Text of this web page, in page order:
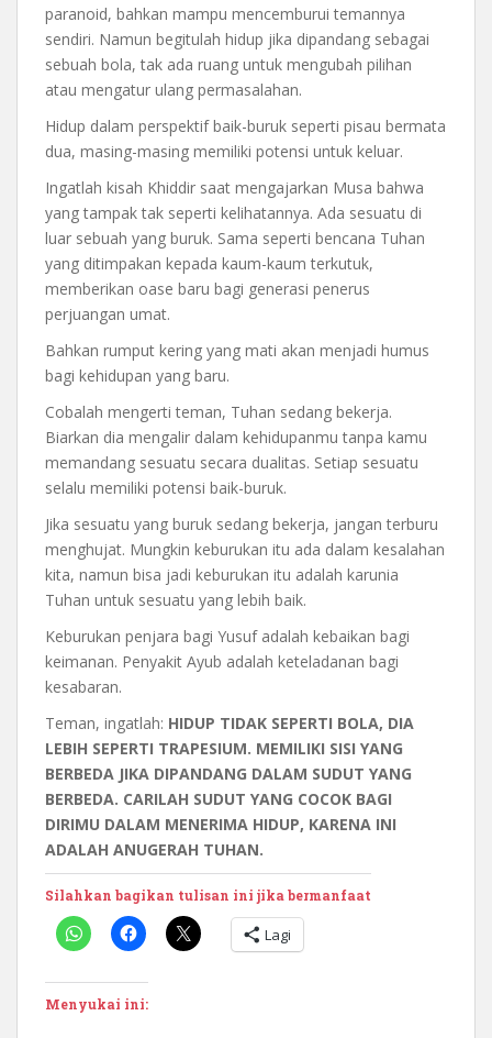
paranoid, bahkan mampu mencemburui temannya
sendiri. Namun begitulah hidup jika dipandang sebagai
sebuah bola, tak ada ruang untuk mengubah pilihan
atau mengatur ulang permasalahan.
Hidup dalam perspektif baik-buruk seperti pisau bermata
dua, masing-masing memiliki potensi untuk keluar.
Ingatlah kisah Khiddir saat mengajarkan Musa bahwa
yang tampak tak seperti kelihatannya. Ada sesuatu di
luar sebuah yang buruk. Sama seperti bencana Tuhan
yang ditimpakan kepada kaum-kaum terkutuk,
memberikan oase baru bagi generasi penerus
perjuangan umat.
Bahkan rumput kering yang mati akan menjadi humus
bagi kehidupan yang baru.
Cobalah mengerti teman, Tuhan sedang bekerja.
Biarkan dia mengalir dalam kehidupanmu tanpa kamu
memandang sesuatu secara dualitas. Setiap sesuatu
selalu memiliki potensi baik-buruk.
Jika sesuatu yang buruk sedang bekerja, jangan terburu
menghujat. Mungkin keburukan itu ada dalam kesalahan
kita, namun bisa jadi keburukan itu adalah karunia
Tuhan untuk sesuatu yang lebih baik.
Keburukan penjara bagi Yusuf adalah kebaikan bagi
keimanan. Penyakit Ayub adalah keteladanan bagi
kesabaran.
Teman, ingatlah: HIDUP TIDAK SEPERTI BOLA, DIA
LEBIH SEPERTI TRAPESIUM. MEMILIKI SISI YANG
BERBEDA JIKA DIPANDANG DALAM SUDUT YANG
BERBEDA. CARILAH SUDUT YANG COCOK BAGI
DIRIMU DALAM MENERIMA HIDUP, KARENA INI
ADALAH ANUGERAH TUHAN.
Silahkan bagikan tulisan ini jika bermanfaat
Lagi
Menyukai ini: